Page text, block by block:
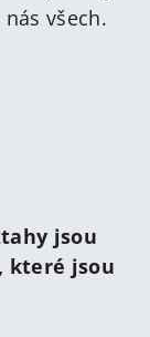
všech.
jsou
které jsou